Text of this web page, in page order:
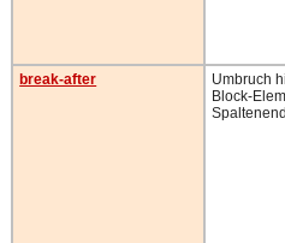
break-after
Umbruch
Block-